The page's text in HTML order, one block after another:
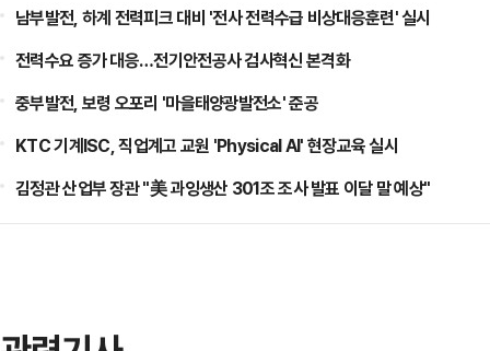
남부발전, 하계 전력피크 대비 '전사 전력수급 비상대응훈련' 실시
전력수요 증가 대응…전기안전공사 검사혁신 본격화
중부발전, 보령 오포리 '마을태양광발전소' 준공
KTC 기계ISC, 직업계고 교원 'Physical AI' 현장교육 실시
김정관 산업부 장관 "美 과잉생산 301조 조사 발표 이달 말 예상"